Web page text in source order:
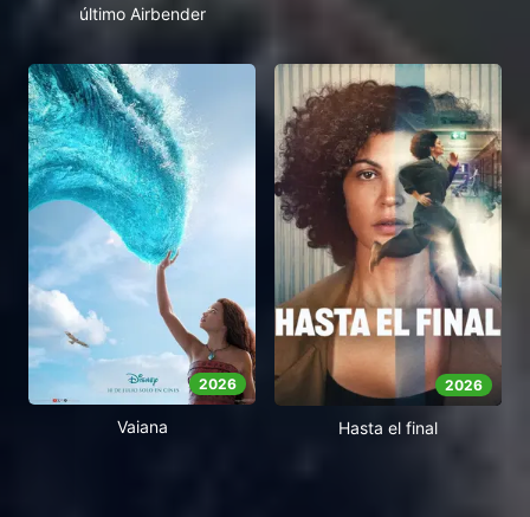
último Airbender
2026
Vaiana
2026
Hasta el final